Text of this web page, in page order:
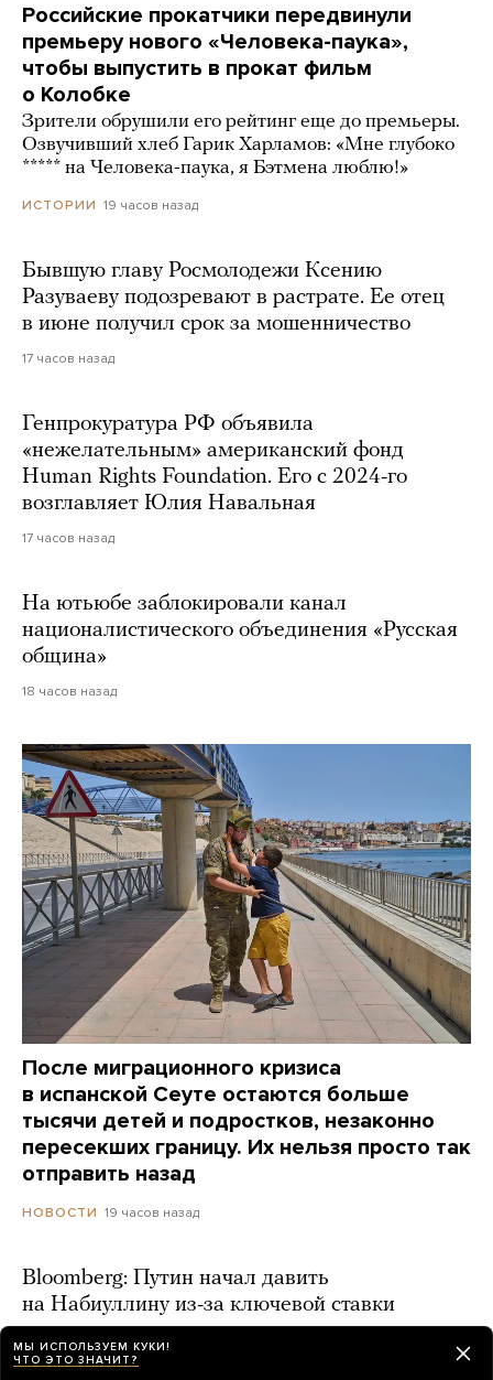
Российские прокатчики передвинули
премьеру нового «Человека-паука»,
чтобы выпустить в прокат фильм
о Колобке
Зрители обрушили его рейтинг еще до премьеры.
Озвучивший хлеб Гарик Харламов: «Мне глубоко
***** на Человека-паука, я Бэтмена люблю!»
ИСТОРИИ 19 часов назад
Бывшую главу Росмолодежи Ксению
Разуваеву подозревают в растрате. Ее отец
в июне получил срок за мошенничество
17 часов назад
Генпрокуратура РФ объявила
«нежелательным» американский фонд
Human Rights Foundation. Его с 2024-го
возглавляет Юлия Навальная
17 часов назад
На ютьюбе заблокировали канал
националистического объединения «Русская
община»
18 часов назад
После миграционного кризиса
в испанской Сеуте остаются больше
тысячи детей и подростков, незаконно
пересекших границу. Их нельзя просто так
отправить назад
НОВОСТИ 19 часов назад
Bloomberg: Путин начал давить
на Набиуллину из-за ключевой ставки
день назад
МЫ ИСПОЛЬЗУЕМ КУКИ!
ЧТО ЭТО ЗНАЧИТ?